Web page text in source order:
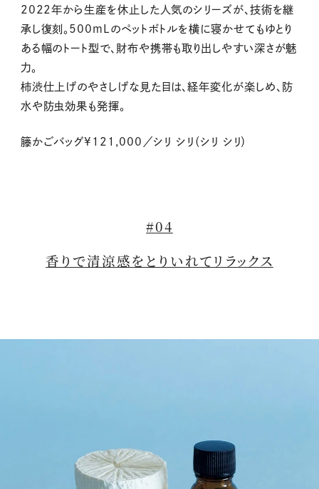
2022年から生産を休止した人気のシリーズが、技術を継
承し復刻。500mLのペットボトルを横に寝かせてもゆとり
ある幅のトート型で、財布や携帯も取り出しやすい深さが魅
力。
柿渋仕上げのやさしげな見た目は、経年変化が楽しめ、防
水や防虫効果も発揮。
籐かごバッグ¥121,000／シリ シリ（シリ シリ）
#04
香り で清涼感をとりいれてリラックス